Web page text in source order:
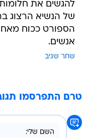
להגשים את
של הנשיא הרצוג
הספורט ככוח
אנשים.
שחר שגיב
טרם התפרסמו